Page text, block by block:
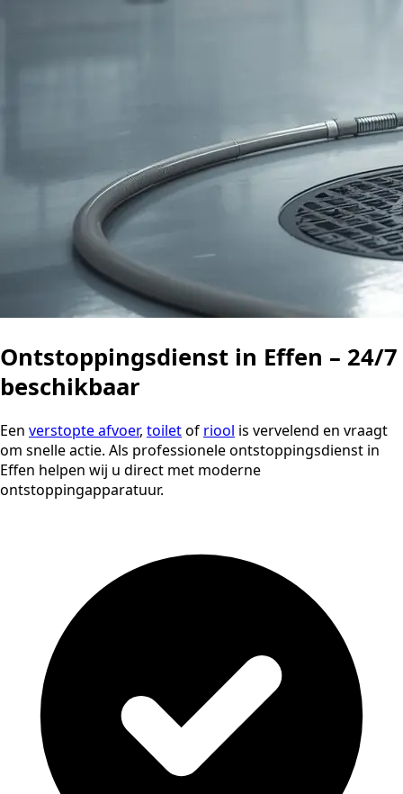
Ontstoppingsdienst in Effen – 24/7
beschikbaar
Een verstopte afvoer, toiletof riool is vervelend en vraagt
om snelle actie. Als professionele ontstoppingsdienst in
Effen helpen wij u direct met moderne
ontstoppingapparatuur.